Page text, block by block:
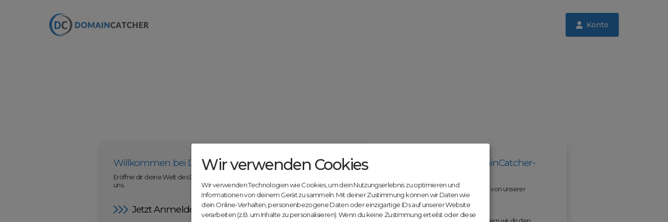
Konto
Willkommen bei DomainCatcher.com
Eröffne dir deine Welt des Domainhandels mit deiner kostenlosen Anmeldung bei
uns.
Jetzt Anmelden
Werde jetzt Teil der DomainCatcher-
Nutze unsere Erfahrung und profitiere von unserer
innovativen Plattform:
Mit Domex und ODM erleichtern wir dir den
Wir verwenden Cookies
Wir verwenden Technologien wie Cookies, um dein Nutzungserlebnis zu optimieren und
Informationen von deinem Gerät zu sammeln. Mit deiner Zustimmung können wir Daten wie
dein Online-Verhalten, personenbezogene Daten oder einzigartige IDs auf unserer Website
verarbeiten (z.B. um Inhalte zu personalisieren). Wenn du keine Zustimmung erteilst oder diese